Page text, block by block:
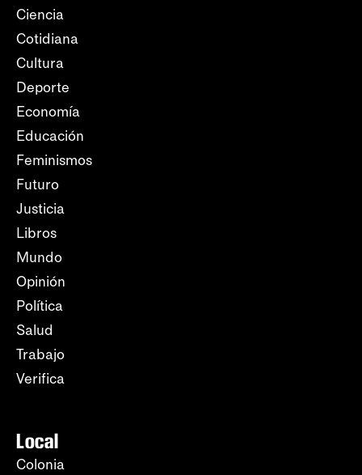
Ciencia
Cotidiana
Cultura
Deporte
Economía
Educación
Feminismos
Futuro
Justicia
Libros
Mundo
Opinión
Política
Salud
Trabajo
Verifica
Local
Colonia